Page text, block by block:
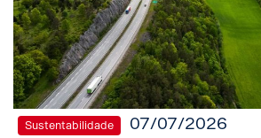
Sustentabilidade 07/07/2026